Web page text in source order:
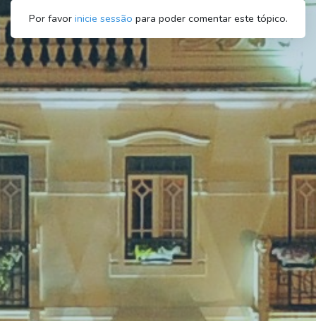
Por favor inicie sessão para poder comentar este tópico.